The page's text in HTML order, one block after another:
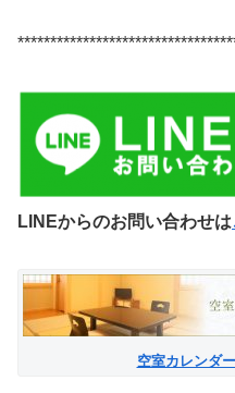
LINEからのお問い合わせは
空室カレンダー